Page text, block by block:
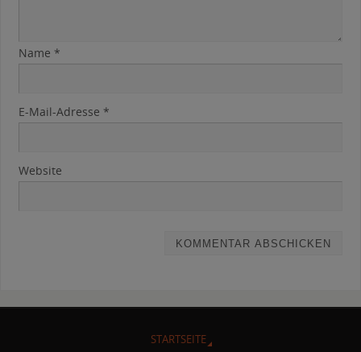
Name *
E-Mail-Adresse *
Website
STARTSEITE